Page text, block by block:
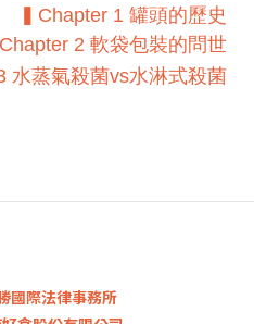
▍Chapter 1 罐頭的歷史
Chapter 2 軟袋包裝的問世
水蒸氣殺菌vs水淋式殺菌
國際法律事務所